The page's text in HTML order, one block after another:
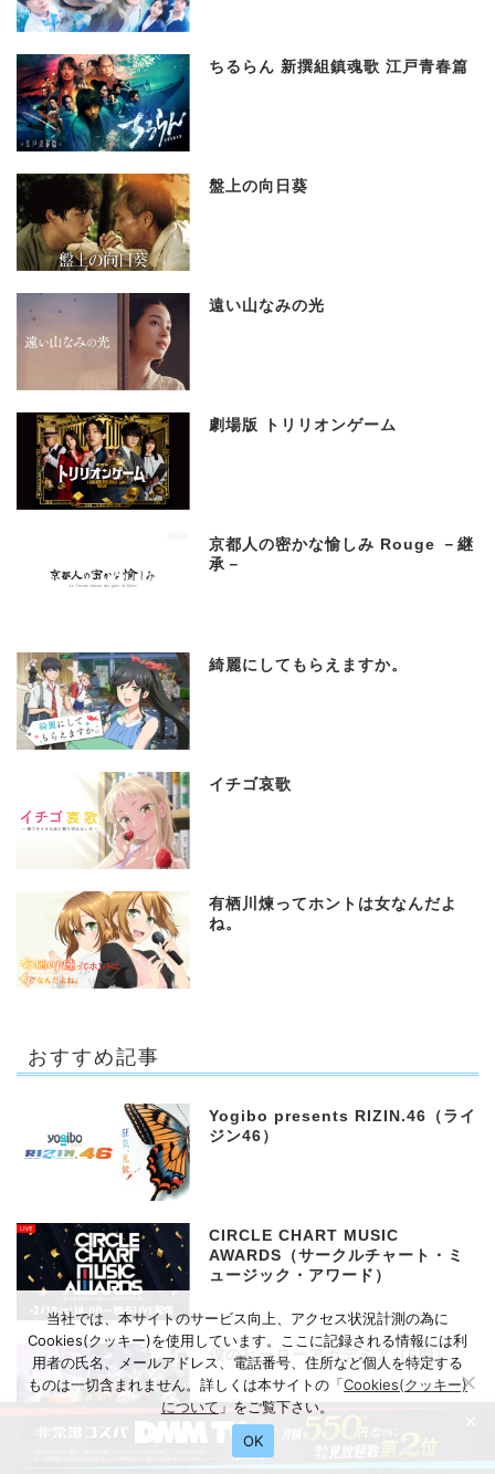
ちるらん 新撰組鎮魂歌 江戸青春篇
盤上の向日葵
遠い山なみの光
劇場版 トリリオンゲーム
京都人の密かな愉しみ Rouge －継
承－
綺麗にしてもらえますか。
イチゴ哀歌
有栖川煉ってホントは女なんだよ
ね。
おすすめ記事
Yogibo presents RIZIN.46（ライ
ジン46）
CIRCLE CHART MUSIC
AWARDS（サークルチャート・ミ
ュージック・アワード）
僕のヒーローアカデミア（6期）
当社では、本サイトのサービス向上、アクセス状況計測の為に
Cookies(クッキー)を使用しています。ここに記録される情報には利
用者の氏名、メールアドレス、電話番号、住所など個人を特定する
ものは一切含まれません。詳しくは本サイトの「Cookies(クッキー)
について 」をご覧下さい。
OK